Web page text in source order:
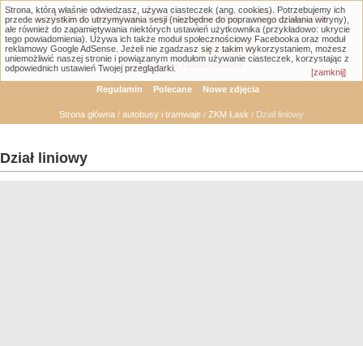
Łódzka Galeria Transportowa - GTLodz.eu
Wyszukiwanie zaawansowane
Regulamin Polecane Nowe zdjęcia
Strona główna / autobusy i tramwaje / ZKM Łask / Dział liniowy
Dział liniowy
Strona, którą właśnie odwiedzasz, używa ciasteczek (ang. cookies). Potrzebujemy ich
przede wszystkim do utrzymywania sesji (niezbędne do poprawnego działania witryny),
ale również do zapamiętywania niektórych ustawień użytkownika (przykładowo: ukrycie
tego powiadomienia). Używa ich także moduł społecznościowy Facebooka oraz moduł
reklamowy Google AdSense. Jeżeli nie zgadzasz się z takim wykorzystaniem, możesz
uniemożliwić naszej stronie i powiązanym modułom używanie ciasteczek, korzystając z
odpowiednich ustawień Twojej przeglądarki.
[zamknij]